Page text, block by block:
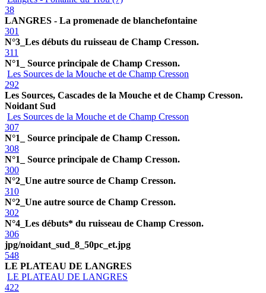
38
LANGRES - La promenade de blanchefontaine
301
N°3_Les débuts du ruisseau de Champ Cresson.
311
N°1_ Source principale de Champ Cresson.
Les Sources de la Mouche et de Champ Cresson
292
Les Sources, Cascades de la Mouche et de Champ Cresson.
Noidant Sud
Les Sources de la Mouche et de Champ Cresson
307
N°1_ Source principale de Champ Cresson.
308
N°1_ Source principale de Champ Cresson.
300
N°2_Une autre source de Champ Cresson.
310
N°2_Une autre source de Champ Cresson.
302
N°4_Les débuts* du ruisseau de Champ Cresson.
306
jpg/noidant_sud_8_50pc_et.jpg
548
LE PLATEAU DE LANGRES
LE PLATEAU DE LANGRES
422